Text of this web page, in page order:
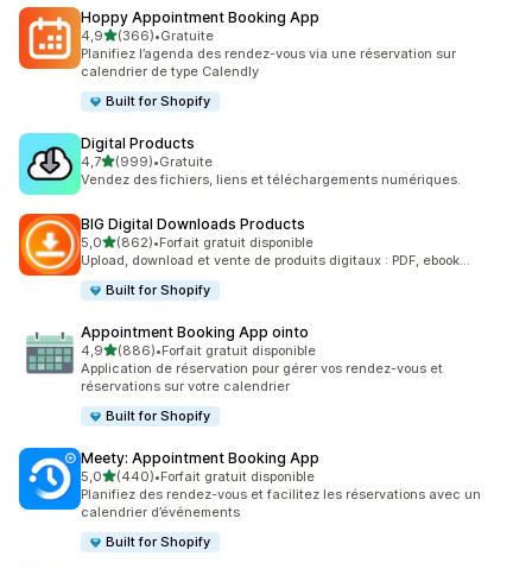
Hoppy Appointment Booking App
4,9étoile(s) sur 5
(366)
366 avis au total
•Gratuite
Planifiez l’agenda des rendez-vous via une réservation sur
calendrier de type Calendly
Built for Shopify
Digital Products
4,7étoile(s) sur 5
(999)
999 avis au total
•Gratuite
Vendez des fichiers, liens et téléchargements numériques.
BIG Digital Downloads Products
5,0étoile(s) sur 5
(862)
862 avis au total
•Forfait gratuit disponible
Upload, download et vente de produits digitaux : PDF, ebook...
Built for Shopify
Appointment Booking App ointo
4,9étoile(s) sur 5
(886)
886 avis au total
•Forfait gratuit disponible
Application de réservation pour gérer vos rendez-vous et
réservations sur votre calendrier
Built for Shopify
Meety: Appointment Booking App
5,0étoile(s) sur 5
(440)
440 avis au total
•Forfait gratuit disponible
Planifiez des rendez-vous et facilitez les réservations avec un
calendrier d’événements
Built for Shopify